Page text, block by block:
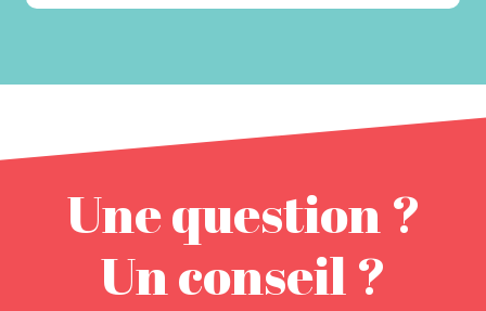
Une question ?
Un conseil ?